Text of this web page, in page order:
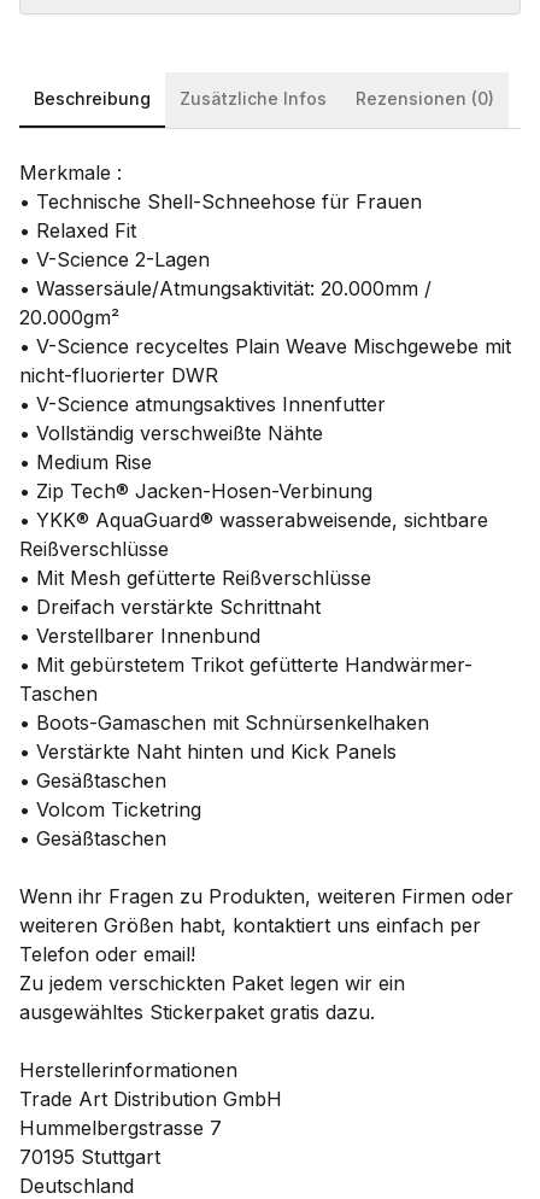
Beschreibung Zusätzliche Infos Rezensionen (0)
Merkmale :
• Technische Shell-Schneehose für Frauen
• Relaxed Fit
• V-Science 2-Lagen
• Wassersäule/Atmungsaktivität: 20.000mm /
20.000gm²
• V-Science recyceltes Plain Weave Mischgewebe mit
nicht-fluorierter DWR
• V-Science atmungsaktives Innenfutter
• Vollständig verschweißte Nähte
• Medium Rise
• Zip Tech® Jacken-Hosen-Verbinung
• YKK® AquaGuard® wasserabweisende, sichtbare
Reißverschlüsse
• Mit Mesh gefütterte Reißverschlüsse
• Dreifach verstärkte Schrittnaht
• Verstellbarer Innenbund
• Mit gebürstetem Trikot gefütterte Handwärmer-
Taschen
• Boots-Gamaschen mit Schnürsenkelhaken
• Verstärkte Naht hinten und Kick Panels
• Gesäßtaschen
• Volcom Ticketring
• Gesäßtaschen
Wenn ihr Fragen zu Produkten, weiteren Firmen oder
weiteren Größen habt, kontaktiert uns einfach per
Telefon oder email!
Zu jedem verschickten Paket legen wir ein
ausgewähltes Stickerpaket gratis dazu.
Herstellerinformationen
Trade Art Distribution GmbH
Hummelbergstrasse 7
70195 Stuttgart
Deutschland